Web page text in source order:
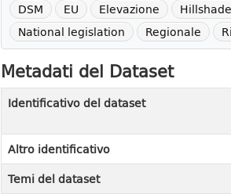
DSM EU Elevazione Hillshade
National legislation
Regionale
Metadati del Dataset
Identificativo del dataset
Altro identificativo
Temi del dataset